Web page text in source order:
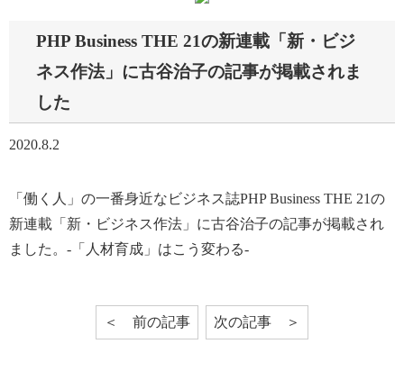
PHP Business THE 21の新連載「新・ビジ
ネス作法」に古谷治子の記事が掲載されま
した
2020.8.2
「働く人」の一番身近なビジネス誌PHP Business THE 21の
新連載「新・ビジネス作法」に古谷治子の記事が掲載され
ました。-「人材育成」はこう変わる-
前の記事 次の記事